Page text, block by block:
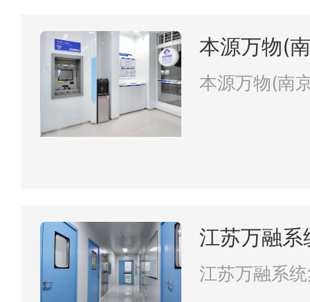
本源万物(
公司
本源万物(南
江苏万融系
江苏万融系